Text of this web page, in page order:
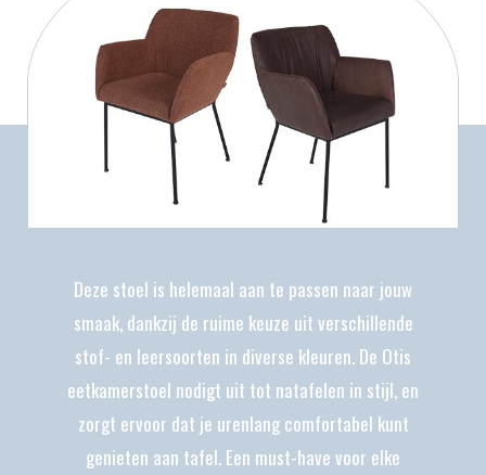
Deze stoel is helemaal aan te passen naar jouw
smaak, dankzij de ruime keuze uit verschillende
stof- en leersoorten in diverse kleuren. De Otis
eetkamerstoel nodigt uit tot natafelen in stijl, en
zorgt ervoor dat je urenlang comfortabel kunt
genieten aan tafel. Een must-have voor elke